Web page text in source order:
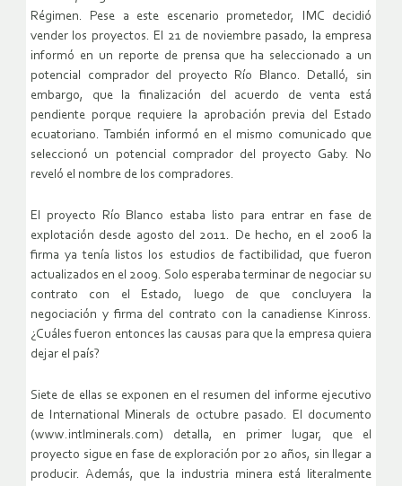
Régimen. Pese a este escenario prometedor, IMC decidió
vender los proyectos. El 21 de noviembre pasado, la empresa
informó en un reporte de prensa que ha seleccionado a un
potencial comprador del proyecto Río Blanco. Detalló, sin
embargo, que la finalización del acuerdo de venta está
pendiente porque requiere la aprobación previa del Estado
ecuatoriano. También informó en el mismo comunicado que
seleccionó un potencial comprador del proyecto Gaby. No
reveló el nombre de los compradores.
El proyecto Río Blanco estaba listo para entrar en fase de
explotación desde agosto del 2011. De hecho, en el 2006 la
firma ya tenía listos los estudios de factibilidad, que fueron
actualizados en el 2009. Solo esperaba terminar de negociar su
contrato con el Estado, luego de que concluyera la
negociación y firma del contrato con la canadiense Kinross.
¿Cuáles fueron entonces las causas para que la empresa quiera
dejar el país?
Siete de ellas se exponen en el resumen del informe ejecutivo
de International Minerals de octubre pasado. El documento
(www.intlminerals.com) detalla, en primer lugar, que el
proyecto sigue en fase de exploración por 20 años, sin llegar a
producir. Además, que la industria minera está literalmente